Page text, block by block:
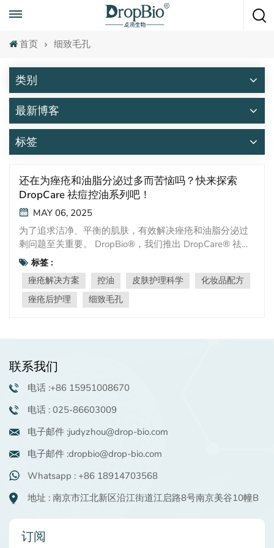
+86 15951008670
首页 细致毛孔
类别
最新博客
标签
还在为痤疮和油脂分泌过多而苦恼吗？快来探索
DropCare 祛痘控油系列吧！
MAY 06, 2025
为了追求洁净、平衡的肌肤，有效解决痤疮和油脂分泌过
剩问题至关重要。 DropBio®，我们推出 DropCare® 祛痘
控油系列—三种科学先进的成分，旨在对抗顽固痘痘、调
节皮脂分泌，并恢复肌肤净透。该系列产品以临床研究和
多样化的配方为后盾，助力品牌打造具有针对性的护肤方
案，带来显著效果。 系列亮点：针对痤疮肌肤的针对性解
决方案这 DropCare® 祛痘控油系列 结合了三种强效成
DropCare® AZE: 提亮肤色并疏通毛孔。2、DropCare®
洁并平衡油脂。它们共同提供了一种整体方法，可使皮肤
二酸）系列中的角色： 亮白肌肤和细致毛孔主要特性和优
点l 黑色素控制：强效酪氨酸酶抑制可减少黑斑和痤疮后的
黑头和白头。l 油脂调节：平衡皮脂分泌​​，打造哑光效果。
功效亮点：适用于亮白精华液、控油保湿霜和痤疮斑点治
疗。建议剂量：l 日常护理：1–5%l 强化治疗：5–10%l 针
对性解决方案：最多 15 个–20%包装：1kg/袋或25kg/桶
季铵盐-73）系列中的角色： 抗菌和减少疤痕主要特性和
痕。l 保质增强：与防腐剂协同作用，延长产品保质期。功
标签 :
痤疮解决方案
控油 皮肤护理科学
化妆品配方
痤疮后护理
细致毛孔
联系我们
电话 :+86 15951008670
电话 : 025-86603009
电子邮件 :judyzhou@drop-bio.com
电子邮件 :dropbio@drop-bio.com
Whatsapp : +86 18914703568
地址 : 南京市江北新区沿江街道江启路8号南京美谷10幢B
订阅